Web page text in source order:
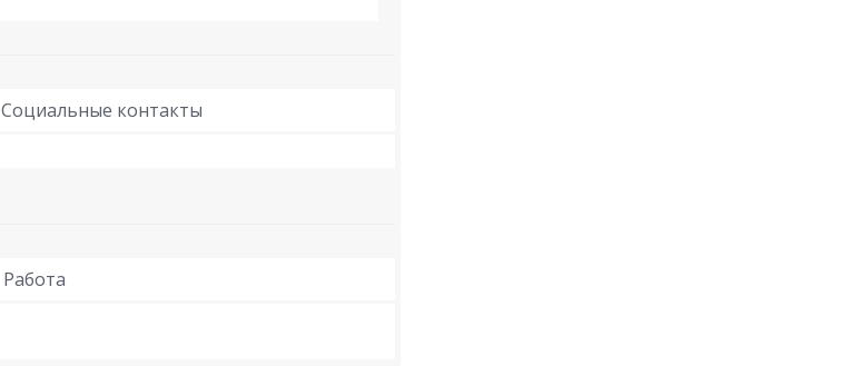
Социальные контакты
Работа